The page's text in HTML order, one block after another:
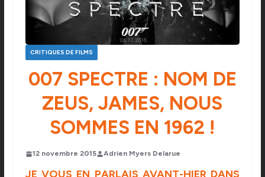
CRITIQUES DE FILMS
007 SPECTRE : NOM DE
ZEUS, JAMES, NOUS
SOMMES EN 1962 !
12 novembre 2015 Adrien Myers Delarue
JE VOUS EN PARLAIS AVANT-HIERDANS